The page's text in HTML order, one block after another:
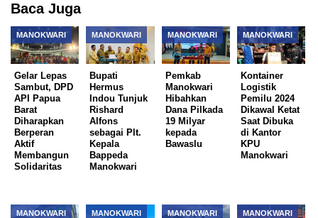
Baca Juga
MANOKWARI
Gelar Lepas
Sambut, DPD
API Papua
Barat
Diharapkan
Berperan
Aktif
Membangun
Solidaritas
MANOKWARI
Bupati
Hermus
Indou Tunjuk
Rishard
Alfons
sebagai Plt.
Kepala
Bappeda
Manokwari
MANOKWARI
Pemkab
Manokwari
Hibahkan
Dana Pilkada
19 Milyar
kepada
Bawaslu
MANOKWARI
Kontainer
Logistik
Pemilu 2024
Dikawal Ketat
Saat Dibuka
di Kantor
KPU
Manokwari
MANOKWARI MANOKWARI MANOKWARI MANOKWARI